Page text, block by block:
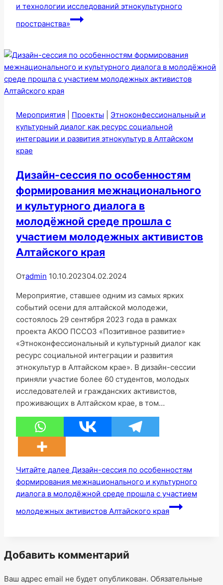
и технологии исследований этнокультурного
пространства»
Мероприятия Проекты
Этноконфессиональный и
культурный диалог как ресурс социальной
интеграции и развития этнокультур в Алтайском
крае
Дизайн-сессия по особенностям
формирования межнационального
и культурного диалога в
молодёжной среде прошла с
участием молодежных активистов
Алтайского края
Отadmin 10.10.202304.02.2024
Мероприятие, ставшее одним из самых ярких
событий осени для алтайской молодежи,
состоялось 29 сентября 2023 года в рамках
проекта АКОО ПССОЗ «Позитивное развитие»
«Этноконфессиональный и культурный диалог как
ресурс социальной интеграции и развития
этнокультур в Алтайском крае». В дизайн-сессии
приняли участие более 60 студентов, молодых
исследователей и гражданских активистов,
проживающих в Алтайском крае, в том…
Читайте далее Дизайн-сессия по особенностям
формирования межнационального и культурного
диалога в молодёжной среде прошла с участием
молодежных активистов Алтайского края
Добавить комментарий
Ваш адрес email не будет опубликован. Обязательные